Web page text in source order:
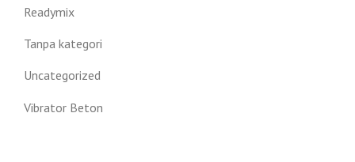
Readymix
Tanpa kategori
Uncategorized
Vibrator Beton